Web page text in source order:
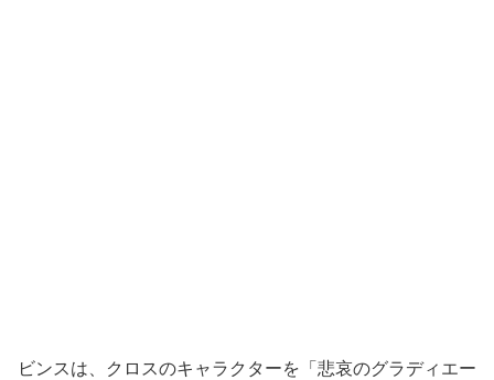
ビンスは、クロスのキャラクターを「悲哀のグラディエー